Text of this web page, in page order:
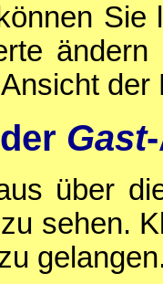
der
Gast
über
sehen.